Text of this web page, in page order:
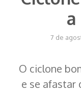
7 de
O ciclone
e se afastar